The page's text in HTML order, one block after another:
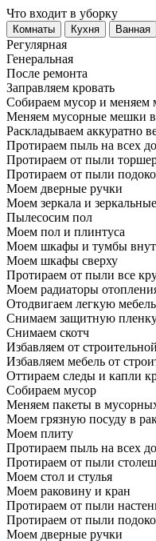
Что входит в уборку
Регу­лярная
Гене­ральная
После ремонта
Заправляем кровать
Собираем мусор и меняем
Меняем мусорные мешки в
Раскладываем аккуратно
Протираем пыль на всех
Протираем от пыли
Протираем от пыли
Моем дверные ручки
Моем зеркала и
Пылесосим пол
Моем пол и плинтуса
Моем шкафы и тумбы
Моем шкафы сверху
Протираем от пыли все
Моем радиаторы
Отодвигаем легкую
Снимаем защитную
Снимаем скотч
Избавляем от
Избавляем мебель от
Оттираем следы и капли
Собираем мусор
Меняем пакеты в
Моем грязную посуду в
Моем плиту
Протираем пыль на всех
Протираем от пыли
Моем стол и стулья
Моем раковину и кран
Протираем от пыли
Протираем от пыли
Моем дверные ручки